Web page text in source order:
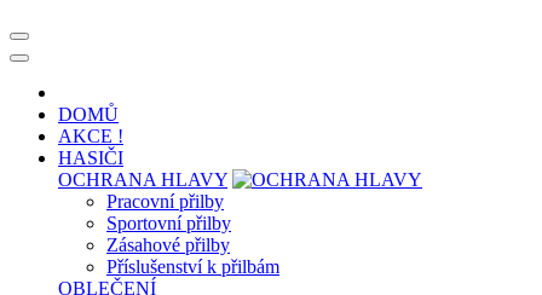
DOMŮ
AKCE !
HASIČI
OCHRANA HLAVY
Pracovní přilby
Sportovní přilby
Zásahové přilby
Příslušenství k přilbám
OBLEČENÍ